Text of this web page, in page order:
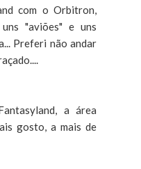
com o Orbitron,
"aviões" e uns
Preferi não andar
a área
gosto, a mais de